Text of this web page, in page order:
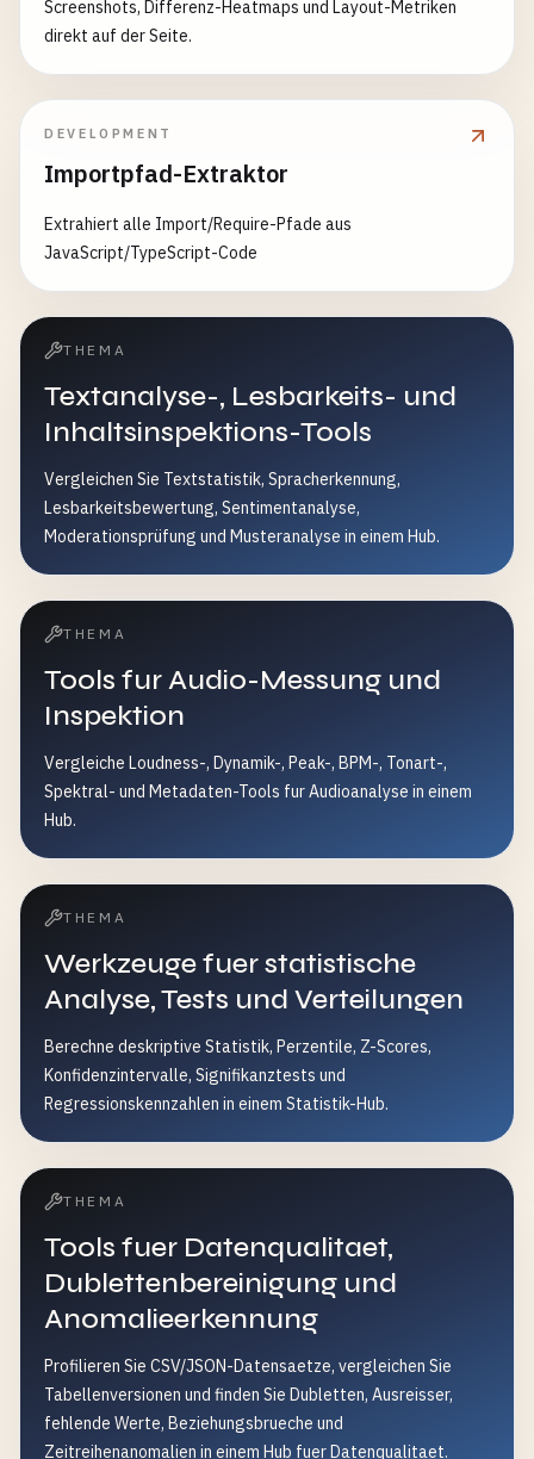
Screenshots, Differenz-Heatmaps und Layout-Metriken
direkt auf der Seite.
DEVELOPMENT
Importpfad-Extraktor
Extrahiert alle Import/Require-Pfade aus
JavaScript/TypeScript-Code
THEMA
Textanalyse-, Lesbarkeits- und
Inhaltsinspektions-Tools
Vergleichen Sie Textstatistik, Spracherkennung,
Lesbarkeitsbewertung, Sentimentanalyse,
Moderationsprüfung und Musteranalyse in einem Hub.
THEMA
Tools fur Audio-Messung und
Inspektion
Vergleiche Loudness-, Dynamik-, Peak-, BPM-, Tonart-,
Spektral- und Metadaten-Tools fur Audioanalyse in einem
Hub.
THEMA
Werkzeuge fuer statistische
Analyse, Tests und Verteilungen
Berechne deskriptive Statistik, Perzentile, Z-Scores,
Konfidenzintervalle, Signifikanztests und
Regressionskennzahlen in einem Statistik-Hub.
THEMA
Tools fuer Datenqualitaet,
Dublettenbereinigung und
Anomalieerkennung
Profilieren Sie CSV/JSON-Datensaetze, vergleichen Sie
Tabellenversionen und finden Sie Dubletten, Ausreisser,
fehlende Werte, Beziehungsbrueche und
Zeitreihenanomalien in einem Hub fuer Datenqualitaet.